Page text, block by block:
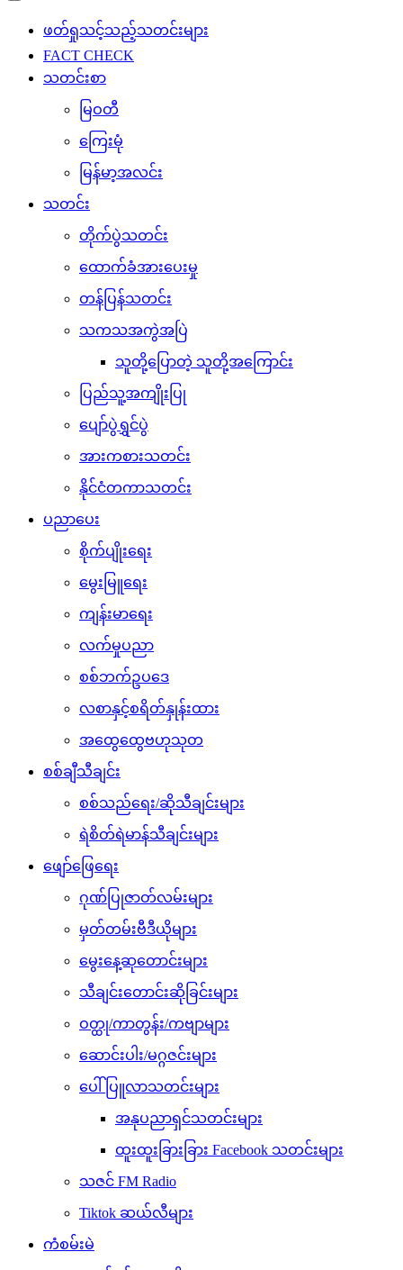
ဖတ်ရှုသင့်သည့်သတင်းများ
FACT CHECK
သတင်းစာ
မြဝတီ
ကြေးမုံ
မြန်မာ့အလင်း
သတင်း
တိုက်ပွဲသတင်း
ထောက်ခံအားပေးမှု
တန်ပြန်သတင်း
သကသအကွဲအပြဲ
သူတို့ပြောတဲ့ သူတို့အကြောင်း
ပြည်သူ့အကျိုးပြု
ပျော်ပွဲရွှင်ပွဲ
အားကစားသတင်း
နိုင်ငံတကာသတင်း
ပညာပေး
စိုက်ပျိုးရေး
မွေးမြူရေး
ကျန်းမာရေး
လက်မှုပညာ
စစ်ဘက်ဥပဒေ
လစာနှင့်စရိတ်နှုန်းထား
အထွေထွေဗဟုသုတ
စစ်ချီသီချင်း
စစ်သည်ရေး/ဆိုသီချင်းများ
ရဲစိတ်ရဲမာန်သီချင်းများ
ဖျော်ဖြေရေး
ဂုဏ်ပြုဇာတ်လမ်းများ
မှတ်တမ်းဗီဒီယိုများ
မွေးနေ့ဆုတောင်းများ
သီချင်းတောင်းဆိုခြင်းများ
ဝတ္ထု/ကာတွန်း/ကဗျာများ
ဆောင်းပါး/မဂ္ဂဇင်းများ
ပေါ်ပြူလာသတင်းများ
အနုပညာရှင်သတင်းများ
ထူးထူးခြားခြား Facebook သတင်းများ
သဇင် FM Radio
Tiktok ဆယ်လီများ
ကံစမ်းမဲ